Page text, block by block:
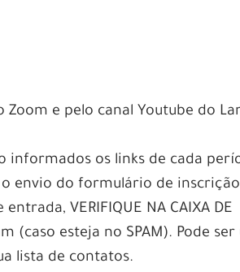
e pelo canal Youtube do
informados os links de cada
envio do formulário de
VERIFIQUE NA CAIXA DE
(caso esteja no SPAM). Pode
lista de contatos.